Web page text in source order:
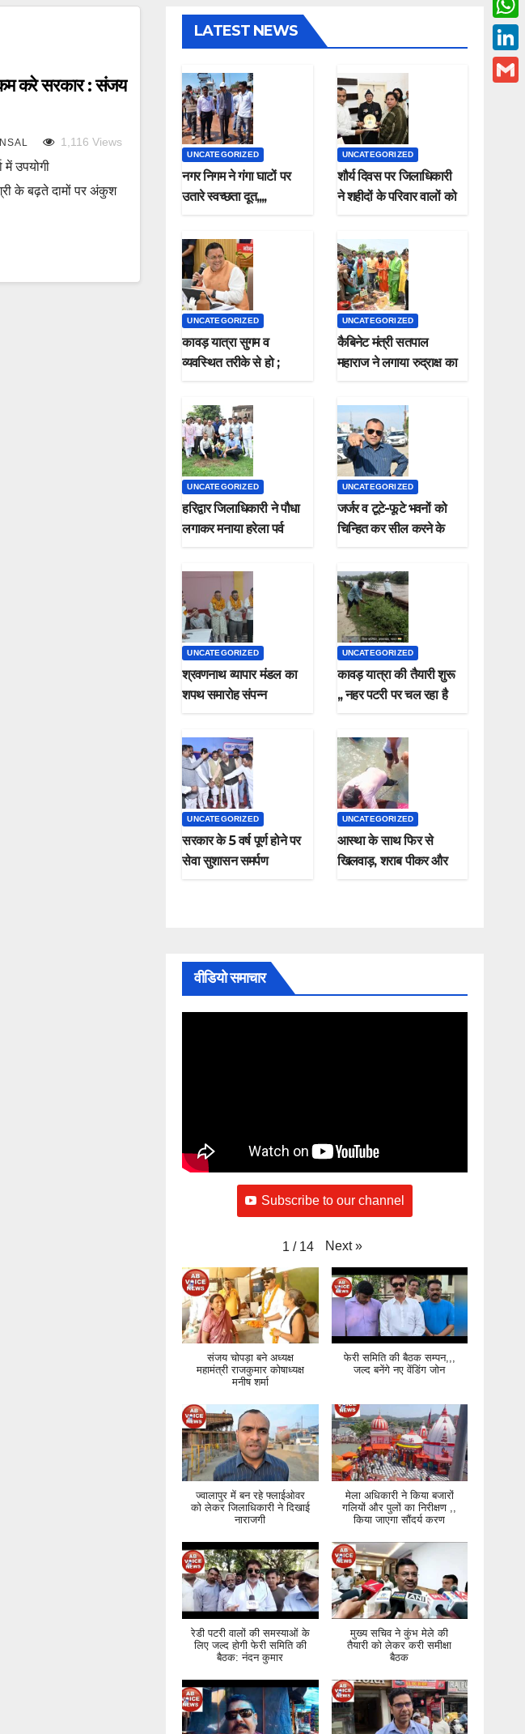
करे सरकार : संजय
1,116 Views
में उपयोगी
के बढ़ते दामों पर अंकुश
LATEST NEWS
UNCATEGORIZED
नगर निगम ने गंगा घाटों पर
उतारे स्वच्छता दूत,,,,
UNCATEGORIZED
शौर्य दिवस पर जिलाधिकारी
ने शहीदों के परिवार वालों को
UNCATEGORIZED
कावड़ यात्रा सुगम व
व्यवस्थित तरीके से हो ;
UNCATEGORIZED
कैबिनेट मंत्री सतपाल
महाराज ने लगाया रुद्राक्ष का
UNCATEGORIZED
हरिद्वार जिलाधिकारी ने पौधा
लगाकर मनाया हरेला पर्व
UNCATEGORIZED
जर्जर व टूटे-फूटे भवनों को
चिन्हित कर सील करने के
UNCATEGORIZED
श्रवणनाथ व्यापार मंडल का
शपथ समारोह संपन्न
UNCATEGORIZED
कावड़ यात्रा की तैयारी शुरू
,, नहर पटरी पर चल रहा है
UNCATEGORIZED
सरकार के 5 वर्ष पूर्ण होने पर
सेवा सुशासन समर्पण
UNCATEGORIZED
आस्था के साथ फिर से
खिलवाड़, शराब पीकर और
वीडियो समाचार
Subscribe to our channel
1 / 14 Next »
संजय चोपड़ा बने अध्यक्ष
महामंत्री राजकुमार कोषाध्यक्ष
मनीष शर्मा
फेरी समिति की बैठक सम्पन,,,
जल्द बनेंगे नए वेंडिंग जोन
ज्वालापुर में बन रहे फ्लाईओवर
को लेकर जिलाधिकारी ने दिखाई
नाराजगी
मेला अधिकारी ने किया बजारों
गलियों और पुलों का निरीक्षण ,,
किया जाएगा सौंदर्य करण
रेडी पटरी वालों की समस्याओं के
लिए जल्द होगी फेरी समिति की
बैठक: नंदन कुमार
मुख्य सचिव ने कुंभ मेले की
तैयारी को लेकर करी समीक्षा
बैठक
c
e
b
w
i
W
h
a
L